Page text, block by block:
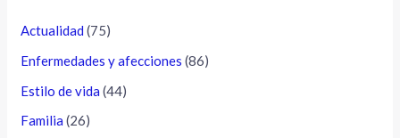
Actualidad (75)
Enfermedades y afecciones (86)
Estilo de vida (44)
Familia (26)